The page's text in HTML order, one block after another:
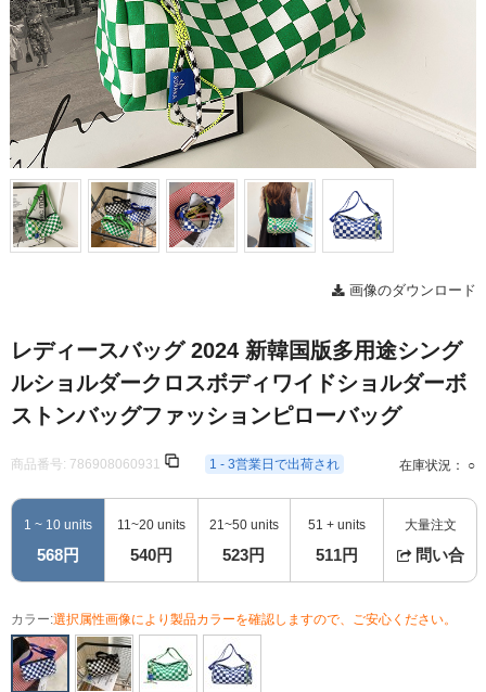
画像のダウンロード
レディースバッグ 2024 新韓国版多用途シング
ルショルダークロスボディワイドショルダーボ
ストンバッグファッションピローバッグ
商品番号: 786908060931 1 - 3営業日で出荷され 在庫状況： ○
1 ~ 10 units
568円
11~20 units
540円
21~50 units
523円
51 + units
511円
大量注文
問い合
カラー:選択属性画像により製品カラーを確認しますので、ご安心ください。